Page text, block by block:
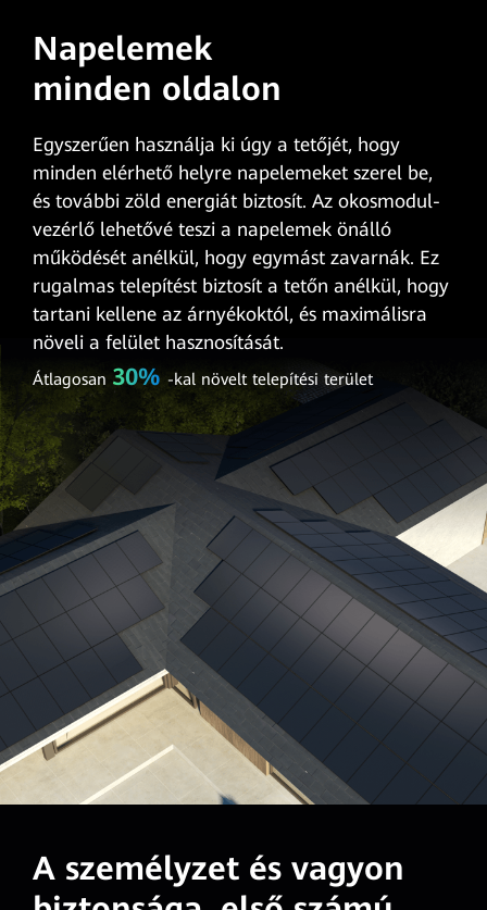
Napelemek
minden oldalon
Egyszerűen használja ki úgy a tetőjét, hogy
minden elérhető helyre napelemeket szerel be,
és további zöld energiát biztosít. Az okosmodul-
vezérlő lehetővé teszi a napelemek önálló
működését anélkül, hogy egymást zavarnák. Ez
rugalmas telepítést biztosít a tetőn anélkül, hogy
tartani kellene az árnyékoktól, és maximálisra
növeli a felület hasznosítását.
Átlagosan 30% -kal növelt telepítési terület
A személyzet és vagyon